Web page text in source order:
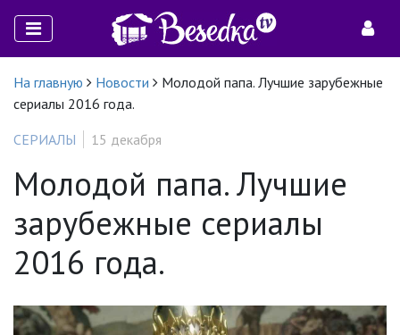
На главную Новости
Молодой папа. Лучшие зарубежные
сериалы 2016 года.
СЕРИАЛЫ
15 декабря
Молодой папа. Лучшие
зарубежные сериалы
2016 года.